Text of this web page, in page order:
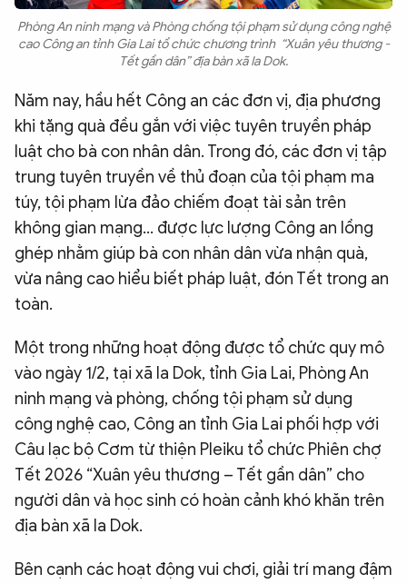
Phòng An ninh mạng và Phòng chống tội phạm sử dụng công nghệ
cao Công an tỉnh Gia Lai tổ chức chương trình “Xuân yêu thương -
Tết gần dân” địa bàn xã Ia Dok.
Năm nay, hầu hết Công an các đơn vị, địa phương
khi tặng quà đều gắn với việc tuyên truyền pháp
luật cho bà con nhân dân. Trong đó, các đơn vị tập
trung tuyên truyền về thủ đoạn của tội phạm ma
túy, tội phạm lừa đảo chiếm đoạt tài sản trên
không gian mạng… được lực lượng Công an lồng
ghép nhằm giúp bà con nhân dân vừa nhận quà,
vừa nâng cao hiểu biết pháp luật, đón Tết trong an
toàn.
Một trong những hoạt động được tổ chức quy mô
vào ngày 1/2, tại xã Ia Dok, tỉnh Gia Lai, Phòng An
ninh mạng và phòng, chống tội phạm sử dụng
công nghệ cao, Công an tỉnh Gia Lai phối hợp với
Câu lạc bộ Cơm từ thiện Pleiku tổ chức Phiên chợ
Tết 2026 “Xuân yêu thương – Tết gần dân” cho
người dân và học sinh có hoàn cảnh khó khăn trên
địa bàn xã Ia Dok.
Bên cạnh các hoạt động vui chơi, giải trí mang đậm